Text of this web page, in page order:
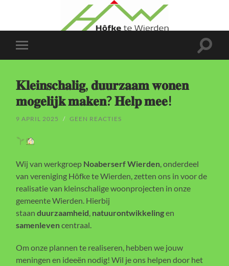
Toggle
mobiel
Toggle
𝐊𝐥𝐞𝐢𝐧𝐬𝐜𝐡𝐚𝐥𝐢𝐠, 𝐝𝐮𝐮𝐫𝐳𝐚𝐚𝐦 𝐰𝐨𝐧𝐞𝐧
𝐦𝐨𝐠𝐞𝐥𝐢𝐣𝐤 𝐦𝐚𝐤𝐞𝐧? 𝐇𝐞𝐥𝐩 𝐦𝐞𝐞!
9 APRIL 2025 / GEEN REACTIES
Wij van werkgroep Noaberserf Wierden , onderdeel
van vereniging Hôfke te Wierden, zetten ons in voor de
realisatie van kleinschalige woonprojecten in onze
gemeente Wierden. Hierbij
staanduurzaamheid natuurontwikkelingen
samenlevencentraal.
Om onze plannen te realiseren, hebben we jouw
meningen en ideeën nodig! Wil je ons helpen door het